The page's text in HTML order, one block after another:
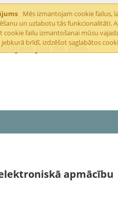
Mēs izmantojam cookie failus,
un uzlabotu tās funkcionalitāti.
cookie failu izmantošanai mūsu
brīdī, izdzēšot saglabātos
jau no 2006.
apmācību